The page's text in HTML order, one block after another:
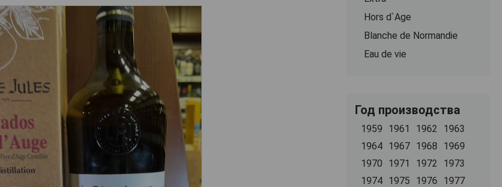
Hors d`Age
Blanche de Normandie
Eau de vie
Год производства
1959 1961 1962
1963
1964 1967 1968
1969
1970
1971 1972
1973
1974 1975 1976
1977